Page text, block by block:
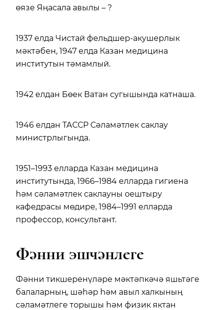
өязе Яңасала авылы – ?
1937 елда Чистай фельдшер-акушерлык
мәктәбен, 1947 елда Казан медицина
институтын тәмамлый.
1942 елдан Бөек Ватан сугышында катнаша.
1946 елдан ТАССР Сәламәтлек саклау
министрлыгында.
1951–1993 елларда Казан медицина
институтында, 1966–1984 елларда гигиена
һәм сәламәтлек саклауны оештыру
кафедрасы мөдире, 1984–1991 елларда
профессор, консультант.
Фәнни эшчәнлеге
Фәнни тикшеренүләре мәктәпкәчә яшьтәге
балаларның, шәһәр һәм авыл халкының
сәламәтлеге торышы һәм физик яктан